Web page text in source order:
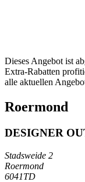
Dieses Angebot ist
Extra-Rabatten
alle aktuellen
Roermond
DESIGNER
Stadsweide 2
Roermond
6041TD